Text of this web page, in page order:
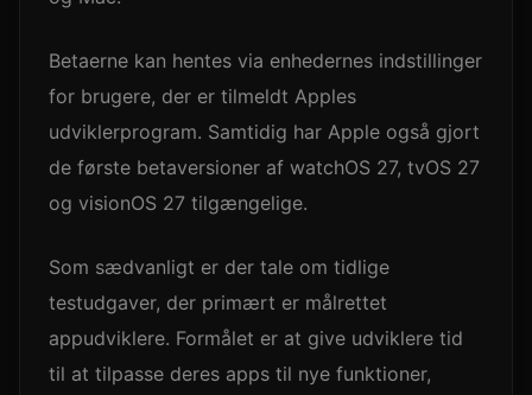
Betaerne kan hentes via enhedernes indstillinger
for brugere, der er tilmeldt Apples
udviklerprogram. Samtidig har Apple også gjort
de første betaversioner af watchOS 27, tvOS 27
og visionOS 27 tilgængelige.
Som sædvanligt er der tale om tidlige
testudgaver, der primært er målrettet
appudviklere. Formålet er at give udviklere tid
til at tilpasse deres apps til nye funktioner,